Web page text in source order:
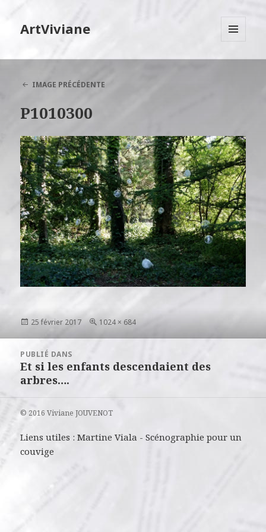
ArtViviane
IMAGE PRÉCÉDENTE
P1010300
Publié
25 février 2017
Taille
1024 × 684
l’article
PUBLIÉ DANS
Et si les enfants descendaient des
arbres….
© 2016 Viviane JOUVENOT
Liens utiles :Martine Viala -Scénographie pour un
couvige